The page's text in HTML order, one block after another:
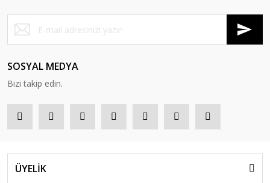
SOSYAL MEDYA
Bizi takip edin.
ÜYELİK